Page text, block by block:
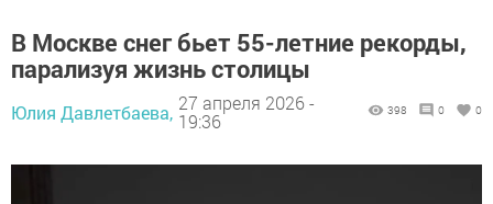
В Москве снег бьет 55-летние рекорды,
парализуя жизнь столицы
Юлия Давлетбаева, 27 апреля 2026 -
19:36
398 0 0